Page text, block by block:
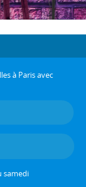
à Paris avec
samedi